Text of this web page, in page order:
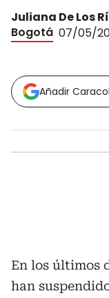
Juliana De Los
Bogotá 07/05/
Añadir
En los últimos
han